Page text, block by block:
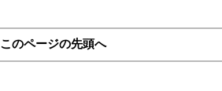
このページの先頭へ